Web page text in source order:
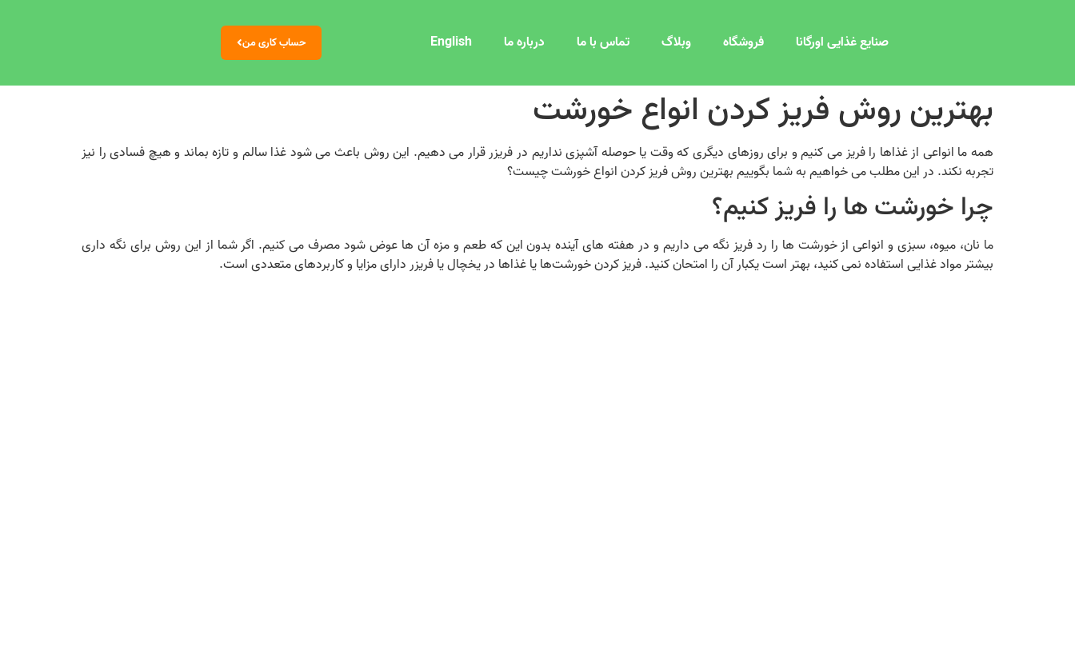
صنایع غذایی اورگانا فروشگاه وبلاگ تماس با ما درباره ما English حساب کاری من
بهترین روش فریز کردن انواع خورشت
همه ما انواعی از غذاها را فریز می کنیم و برای روزهای دیگری که وقت یا حوصله آشپزی نداریم در فریزر قرار می دهیم. این روش باعث می شود غذا سالم و تازه بماند و هیچ فسادی را نیز
تجربه نکند. در این مطلب می خواهیم به شما بگوییم بهترین روش فریز کردن انواع خورشت چیست؟
چرا خورشت ها را فریز کنیم؟
ما نان، میوه، سبزی و انواعی از خورشت ها را رد فریز نگه می داریم و در هفته های آینده بدون این که طعم و مزه آن ها عوض شود مصرف می کنیم. اگر شما از این روش برای نگه داری
بیشتر مواد غذایی استفاده نمی کنید، بهتر است یکبار آن را امتحان کنید. فریز کردن خورشت‌ها یا غذاها در یخچال یا فریزر دارای مزایا و کاربردهای متعددی است.